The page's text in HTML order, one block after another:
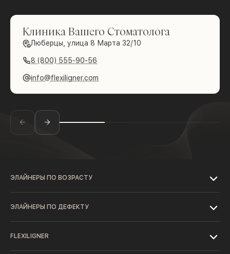
Клиника Вашего Стоматолога
Люберцы, улица 8 Марта 32/10
8 (800) 555-90-56
info@flexiligner.com
ЭЛАЙНЕРЫ ПО ВОЗРАСТУ
ЭЛАЙНЕРЫ ПО ДЕФЕКТУ
FLEXILIGNER